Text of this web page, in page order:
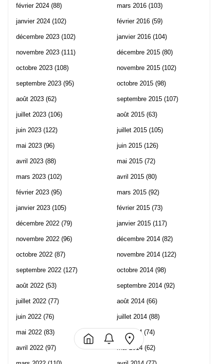
février 2024 (88)
janvier 2024 (102)
décembre 2023 (102)
novembre 2023 (111)
octobre 2023 (108)
septembre 2023 (95)
août 2023 (62)
juillet 2023 (106)
juin 2023 (122)
mai 2023 (96)
avril 2023 (88)
mars 2023 (102)
février 2023 (95)
janvier 2023 (105)
décembre 2022 (79)
novembre 2022 (96)
octobre 2022 (87)
septembre 2022 (127)
août 2022 (53)
juillet 2022 (77)
juin 2022 (76)
mai 2022 (83)
avril 2022 (97)
mars 2016 (103)
février 2016 (59)
janvier 2016 (104)
décembre 2015 (80)
novembre 2015 (102)
octobre 2015 (98)
septembre 2015 (107)
août 2015 (63)
juillet 2015 (105)
juin 2015 (126)
mai 2015 (72)
avril 2015 (80)
mars 2015 (92)
février 2015 (73)
janvier 2015 (117)
décembre 2014 (82)
novembre 2014 (122)
octobre 2014 (98)
septembre 2014 (92)
août 2014 (66)
juillet 2014 (88)
juin 2014(74)
mai 2014 (62)